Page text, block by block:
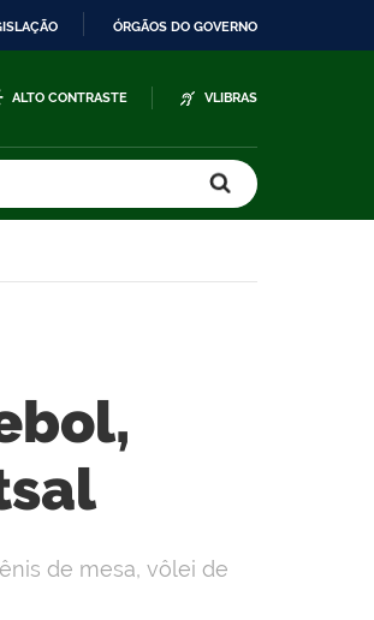
ÓRGÃOS DO GOVERNO
ALTO CONTRASTE VLIBRAS
de mesa, vôlei de